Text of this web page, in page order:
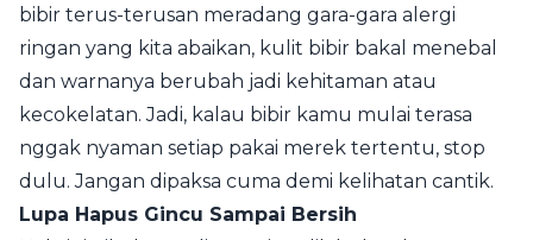
bibir terus-terusan meradang gara-gara alergi
ringan yang kita abaikan, kulit bibir bakal menebal
dan warnanya berubah jadi kehitaman atau
kecokelatan. Jadi, kalau bibir kamu mulai terasa
nggak nyaman setiap pakai merek tertentu, stop
dulu. Jangan dipaksa cuma demi kelihatan cantik.
Lupa Hapus Gincu Sampai Bersih